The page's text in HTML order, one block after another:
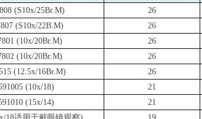
(S10x/25Br.M)
26
(S10x/22B.M)
26
(10x/20Br.M)
26
(10x/20Br.M)
26
(12.5x/16Br.M)
26
(10x/18)
21
(15x/14)
21